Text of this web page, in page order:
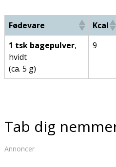
Fødevare Kcal
1 tsk bagepulver,
hvidt
(ca. 5 g)
9
Tab dig
Annoncer